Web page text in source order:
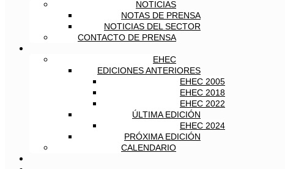
NOTICIAS
NOTAS DE PRENSA
NOTICIAS DEL SECTOR
CONTACTO DE PRENSA
EHEC
EDICIONES ANTERIORES
EHEC 2005
EHEC 2018
EHEC 2022
ÚLTIMA EDICIÓN
EHEC 2024
PRÓXIMA EDICIÓN
CALENDARIO